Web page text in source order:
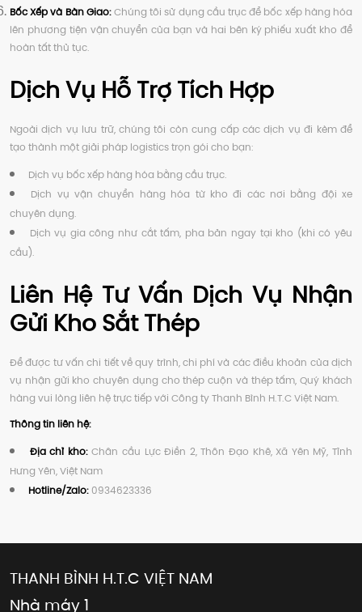
Bốc Xếp và Bàn Giao:Chúng tôi sử dụng cầu trục để bốc xếp hàng hóa
lên phương tiện vận chuyển của bạn và hai bên ký phiếu xuất kho để
hoàn tất thủ tục.
Dịch Vụ Hỗ Trợ Tích Hợp
Ngoài dịch vụ lưu trữ, chúng tôi còn cung cấp các dịch vụ đi kèm để
tạo thành một giải pháp logistics trọn gói cho bạn:
Dịch vụ bốc xếp hàng hóa bằng cầu trục.
Dịch vụ vận chuyển hàng hóa từ kho đi các nơi bằng đội xe
chuyên dụng.
Dịch vụ gia công như cắt tấm, pha bản ngay tại kho (khi có yêu
cầu).
Liên Hệ Tư Vấn Dịch Vụ Nhận
Gửi Kho Sắt Thép
Để được tư vấn chi tiết về quy trình, chi phí và các điều khoản của dịch
vụ nhận gửi kho chuyên dụng cho thép cuộn và thép tấm, Quý khách
hàng vui lòng liên hệ trực tiếp với Công ty Thanh Bình H.T.C Việt Nam.
Thông tin liên hệ:
Địa chỉ kho:Chân cầu Lực Điền 2, Thôn Đạo Khê, Xã Yên Mỹ, Tỉnh
Hưng Yên, Việt Nam
Hotline/Zalo: 0934623336
THANH BÌNH H.T.C VIỆT NAM
Nhà máy 1